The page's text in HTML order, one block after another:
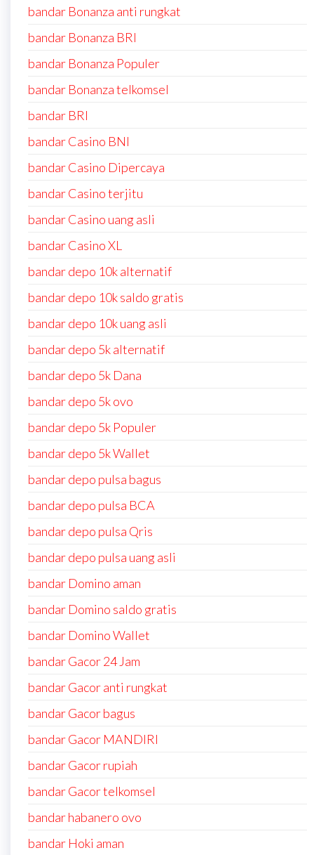
bandar Bonanza anti rungkat
bandar Bonanza BRI
bandar Bonanza Populer
bandar Bonanza telkomsel
bandar BRI
bandar Casino BNI
bandar Casino Dipercaya
bandar Casino terjitu
bandar Casino uang asli
bandar Casino XL
bandar depo 10k alternatif
bandar depo 10k saldo gratis
bandar depo 10k uang asli
bandar depo 5k alternatif
bandar depo 5k Dana
bandar depo 5k ovo
bandar depo 5k Populer
bandar depo 5k Wallet
bandar depo pulsa bagus
bandar depo pulsa BCA
bandar depo pulsa Qris
bandar depo pulsa uang asli
bandar Domino aman
bandar Domino saldo gratis
bandar Domino Wallet
bandar Gacor 24 Jam
bandar Gacor anti rungkat
bandar Gacor bagus
bandar Gacor MANDIRI
bandar Gacor rupiah
bandar Gacor telkomsel
bandar habanero ovo
bandar Hoki aman